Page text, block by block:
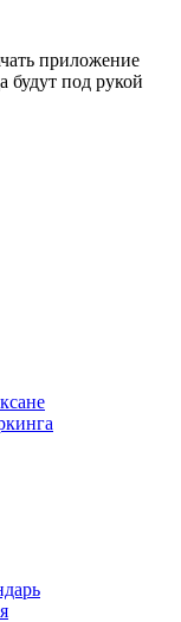
приложение
будут под рукой